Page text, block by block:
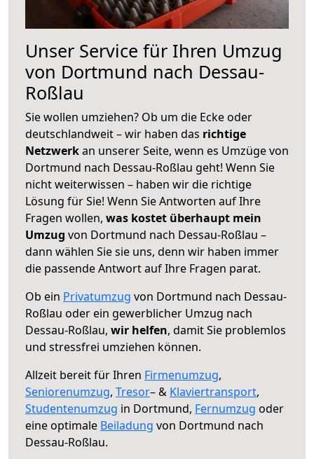
Unser Service für Ihren Umzug
von Dortmund nach Dessau-
Roßlau
Sie wollen umziehen? Ob um die Ecke oder
deutschlandweit – wir haben das richtige
Netzwerkan unserer Seite, wenn es Umzüge von
Dortmund nach Dessau-Roßlau geht! Wenn Sie
nicht weiterwissen – haben wir die richtige
Lösung für Sie! Wenn Sie Antworten auf Ihre
Fragen wollen, was kostet überhaupt mein
Umzug von Dortmund nach Dessau-Roßlau –
dann wählen Sie sie uns, denn wir haben immer
die passende Antwort auf Ihre Fragen parat.
Ob ein Privatumzug von Dortmund nach Dessau-
Roßlau oder ein gewerblicher Umzug nach
Dessau-Roßlau, wir helfen, damit Sie problemlos
und stressfrei umziehen können.
Allzeit bereit für Ihren Firmenumzug,
Seniorenumzug, Tresor– & Klaviertransport,
Studentenumzug in Dortmund, Fernumzug oder
eine optimale Beiladung von Dortmund nach
Dessau-Roßlau.